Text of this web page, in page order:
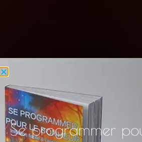
Se programmer